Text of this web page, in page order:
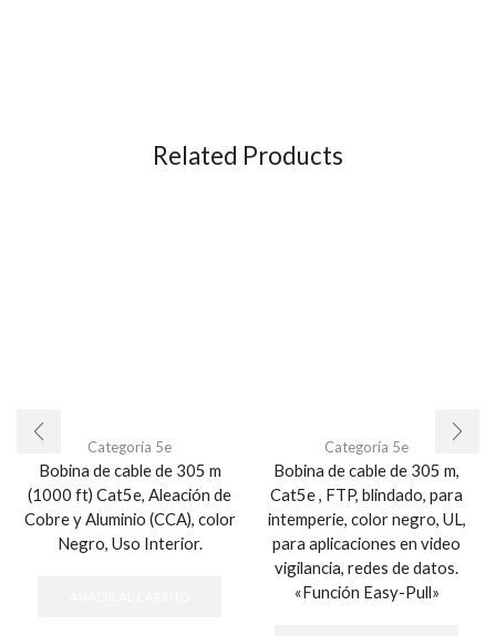
Related Products
Categoría 5e
Bobina de cable de 305 m
(1000 ft) Cat5e, Aleación de
Cobre y Aluminio (CCA), color
Negro, Uso Interior.
Categoría 5e
Bobina de cable de 305 m,
Cat5e , FTP, blindado, para
intemperie, color negro, UL,
para aplicaciones en video
vigilancia, redes de datos.
«Función Easy-Pull»